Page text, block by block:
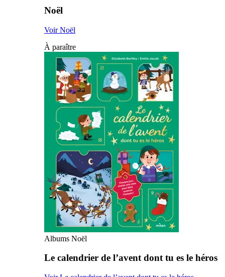
Noël
Voir Noël
À paraître
Albums Noël
Le calendrier de l’avent dont tu es le héros